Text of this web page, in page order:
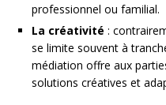
professionnel ou familial.
La créativité :
se limite souvent à
médiation offre aux
solutions créatives et